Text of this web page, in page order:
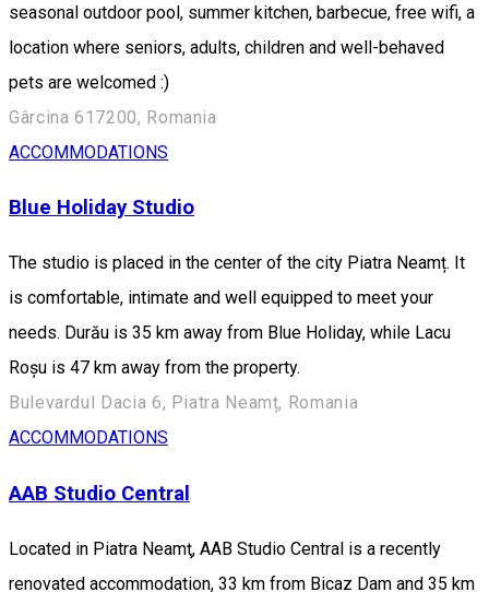
seasonal outdoor pool, summer kitchen, barbecue, free wifi, a
location where seniors, adults, children and well-behaved
pets are welcomed :)
Gârcina 617200, Romania
ACCOMMODATIONS
Blue Holiday Studio
The studio is placed in the center of the city Piatra Neamț. It
is comfortable, intimate and well equipped to meet your
needs. Durău is 35 km away from Blue Holiday, while Lacu
Roșu is 47 km away from the property.
Bulevardul Dacia 6, Piatra Neamț, Romania
ACCOMMODATIONS
AAB Studio Central
Located in Piatra Neamţ, AAB Studio Central is a recently
renovated accommodation, 33 km from Bicaz Dam and 35 km